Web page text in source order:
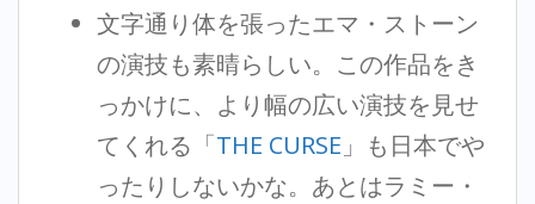
文字通り体を張ったエマ・ストーン
の演技も素晴らしい。この作品をき
っかけに、より幅の広い演技を見せ
てくれる「THE CURSE 」も日本でや
ったりしないかな。あとはラミー・